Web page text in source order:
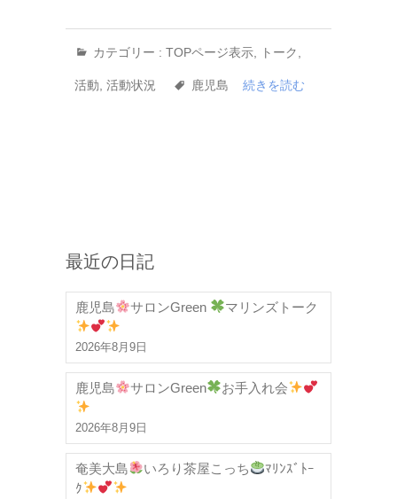
カテゴリー : TOPページ表示 トーク
活動 活動状況 鹿児島 続きを読む
最近の日記
鹿児島 サロンGreen マリンズトーク
2026年8月9日
鹿児島 サロンGreen お手入れ会
2026年8月9日
奄美大島 いろり茶屋こっち
ﾏﾘﾝｽﾞﾄｰ
ｸ